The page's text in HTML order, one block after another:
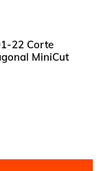
22 Corte
MiniCut